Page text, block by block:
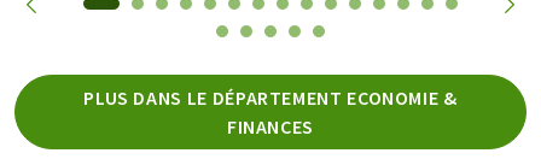
PLUS DANS LE DÉPARTEMENT ECONOMIE &
FINANCES